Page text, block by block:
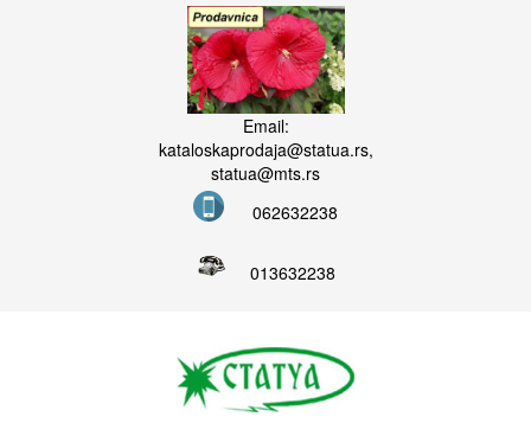
Email:
kataloskaprodaja@statua.rs,
statua@mts.rs
062632238
013632238